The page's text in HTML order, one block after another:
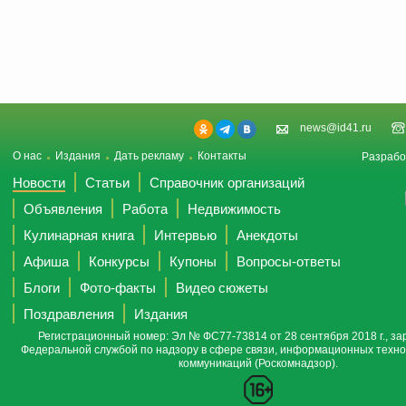
news@id41.ru
О нас Издания Дать рекламу Контакты
Новости Статьи
Справочник организаций
Объявления
Работа
Недвижимость
Кулинарная книга
Интервью
Анекдоты
Афиша
Конкурсы Купоны
Вопросы-ответы
Блоги
Фото-факты
Видео сюжеты
Поздравления
Издания
Регистрационный номер: Эл № ФС77-73814 от 28 сентября 2018 г.,
Федеральной службой по надзору в сфере связи, информационных
коммуникаций (Роскомнадзор).